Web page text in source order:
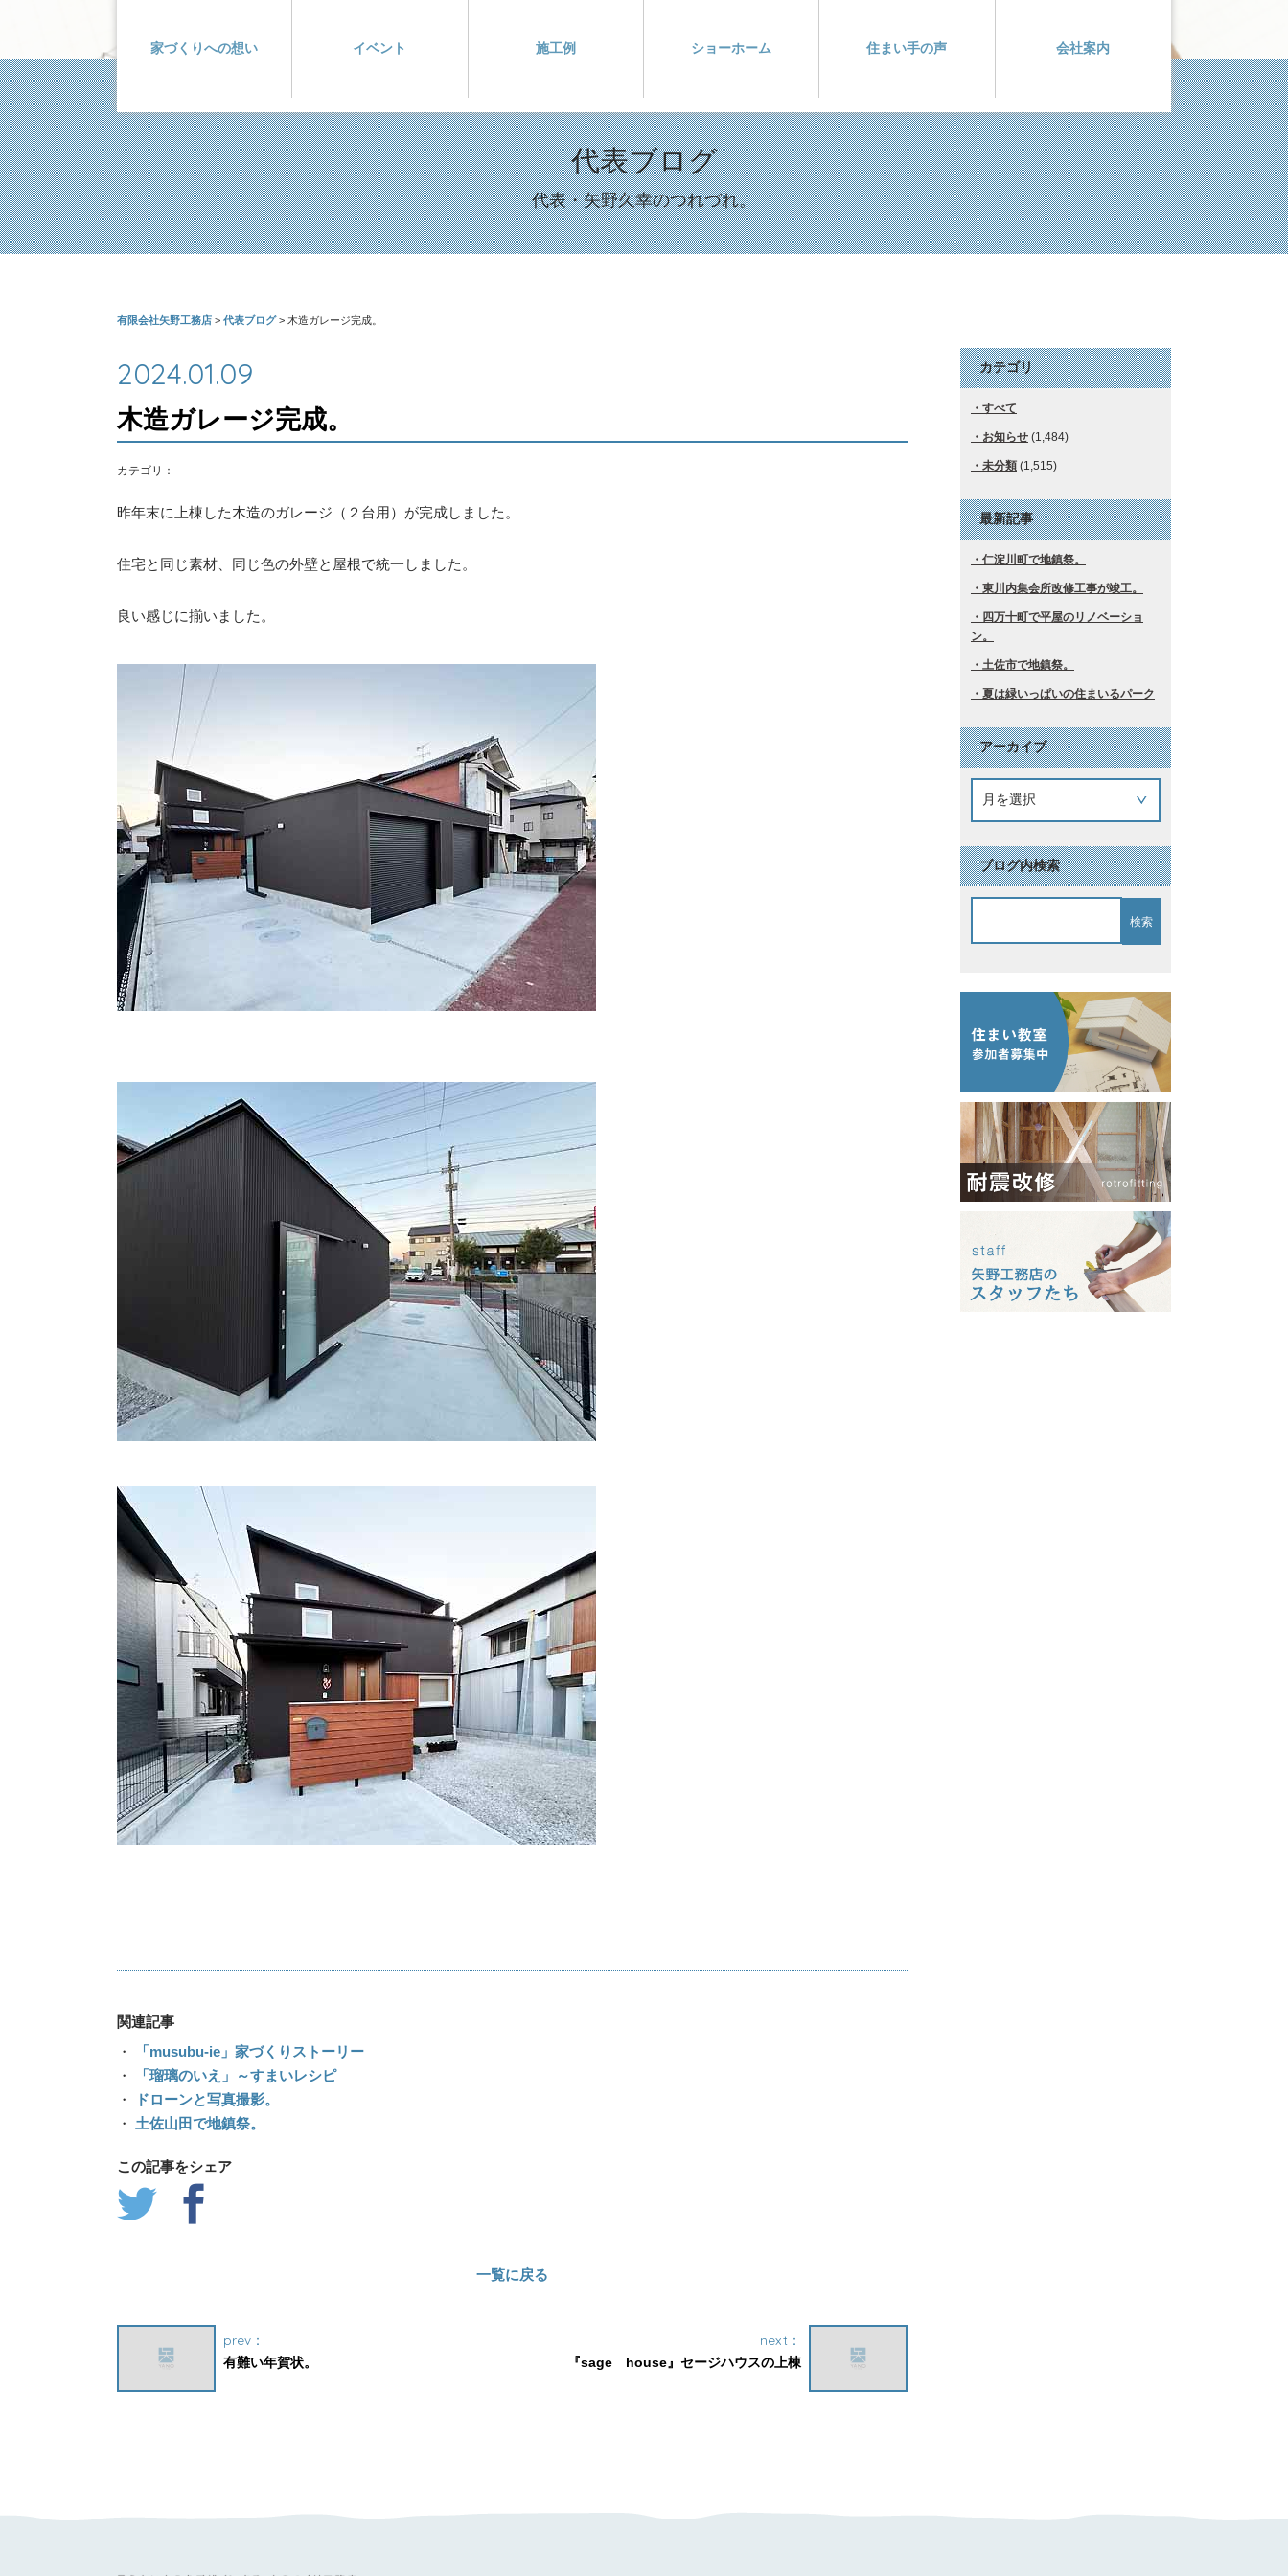
家づくりへの想い イベント 施工例 ショーホーム 住まい手の声 会社案内
代表ブログ
代表・矢野久幸のつれづれ。
有限会社矢野工務店 > 代表ブログ> 木造ガレージ完成。
2024.01.09
木造ガレージ完成。
カテゴリ：
昨年末に上棟した木造のガレージ（２台用）が完成しました。
住宅と同じ素材、同じ色の外壁と屋根で統一しました。
良い感じに揃いました。
関連記事
・
「musubu-ie」家づくりストーリー
・
「瑠璃のいえ」～すまいレシピ
・
ドローンと写真撮影。
・
土佐山田で地鎮祭。
この記事をシェア
一覧に戻る
prev：
有難い年賀状。
next：
『sage house』セージハウスの上棟
カテゴリ
すべて
お知らせ (1,484)
未分類 (1,515)
最新記事
仁淀川町で地鎮祭。
東川内集会所改修工事が竣工。
四万十町で平屋のリノベーショ
ン。
土佐市で地鎮祭。
夏は緑いっぱいの住まいるパーク
アーカイブ
ブログ内検索